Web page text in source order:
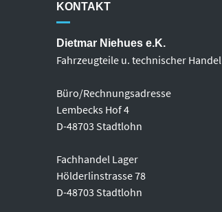
KONTAKT
Dietmar Niehues e.K.
Fahrzeugteile u. technischer Handel
Büro/Rechnungsadresse
Lembecks Hof 4
D-48703 Stadtlohn
Fachhandel Lager
Hölderlinstrasse 78
D-48703 Stadtlohn